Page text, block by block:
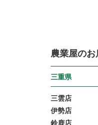
農業屋のお
三重県
三雲店
伊勢店
鈴鹿店